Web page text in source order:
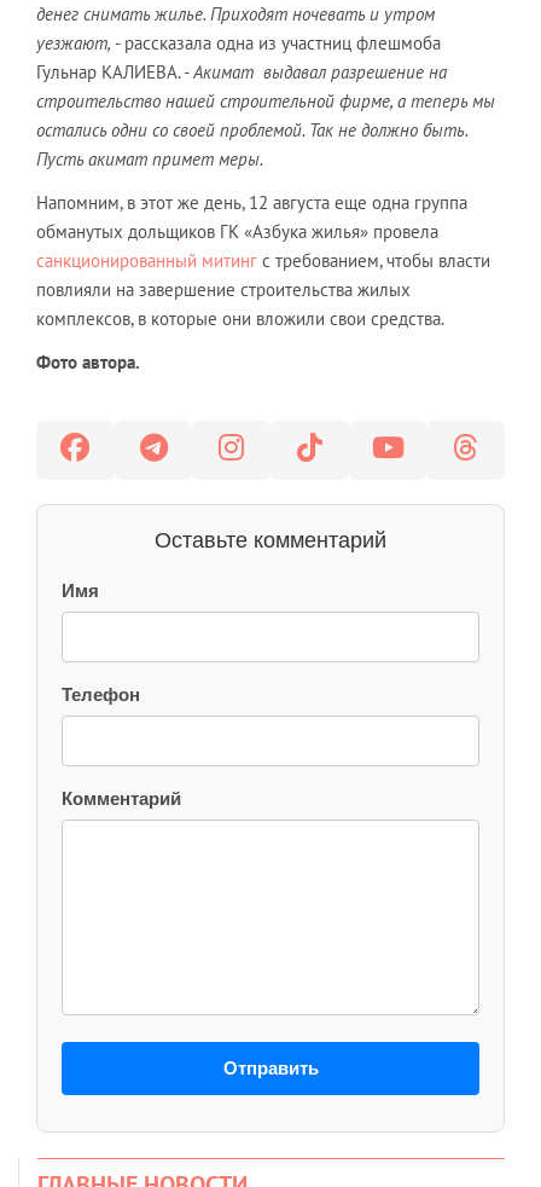
денег снимать жилье. Приходят ночевать и утром
уезжают, - рассказала одна из участниц флешмоба
Гульнар КАЛИЕВА. -Акимат выдавал разрешение на
строительство нашей строительной фирме, а теперь мы
остались одни со своей проблемой. Так не должно быть.
Пусть акимат примет меры.
Напомним, в этот же день, 12 августа еще одна группа
обманутых дольщиков ГК «Азбука жилья» провела
санкционированный митинг с требованием, чтобы власти
повлияли на завершение строительства жилых
комплексов, в которые они вложили свои средства.
Фото автора.
Оставьте комментарий
Имя
Телефон
Комментарий
Отправить